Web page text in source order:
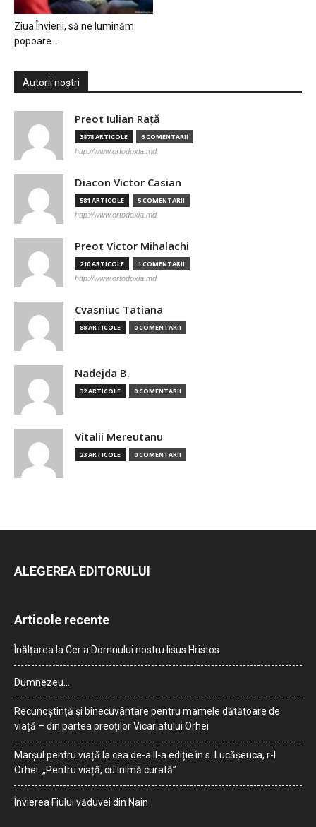
Ziua Învierii, să ne luminăm
popoare…
Autorii noștri
Preot Iulian Raţă
3878 ARTICOLE 6 COMENTARII
http://www.ortodoxia.md
Diacon Victor Casian
581 ARTICOLE 5 COMENTARII
http://www.ortodoxia.md
Preot Victor Mihalachi
210 ARTICOLE 1 COMENTARII
http://www.ortodoxia.md
Cvasniuc Tatiana
88 ARTICOLE 0 COMENTARII
Nadejda B.
32 ARTICOLE 0 COMENTARII
Vitalii Mereutanu
23 ARTICOLE 0 COMENTARII
ALEGEREA EDITORULUI
Articole recente
Înălțarea la Cer a Domnului nostru Iisus Hristos
Dumnezeu…
Recunoștință și binecuvântare pentru mamele dătătoare de
viață – din partea preoților Vicariatului Orhei
Marșul pentru viață la cea de-a II-a ediție în s. Lucășeuca, r-l
Orhei: „Pentru viață, cu inimă curată”
Învierea Fiului văduvei din Nain